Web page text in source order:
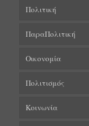
Πολιτική
ΠαραΠολιτική
Οικονομία
Πολιτισμός
Κοινωνία